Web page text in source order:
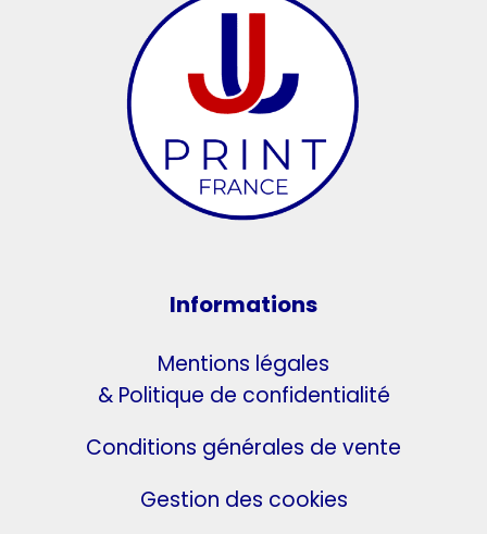
Informations
Mentions légales
& Politique de confidentialité
Conditions générales de vente
Gestion des cookies